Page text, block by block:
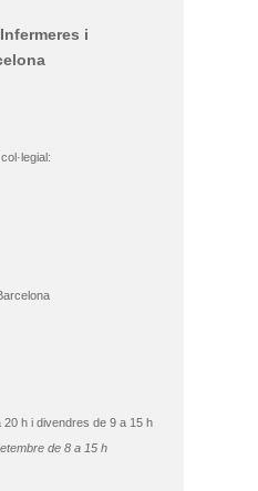
i
20 h i divendres de 9 a 15 h
de 8 a 15 h